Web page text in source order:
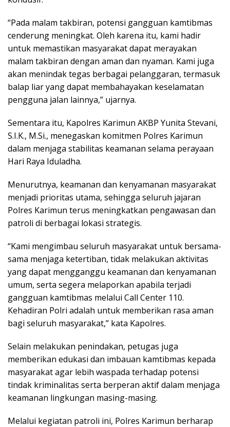
“Pada malam takbiran, potensi gangguan kamtibmas
cenderung meningkat. Oleh karena itu, kami hadir
untuk memastikan masyarakat dapat merayakan
malam takbiran dengan aman dan nyaman. Kami juga
akan menindak tegas berbagai pelanggaran, termasuk
balap liar yang dapat membahayakan keselamatan
pengguna jalan lainnya,” ujarnya.
Sementara itu, Kapolres Karimun AKBP Yunita Stevani,
S.I.K., M.Si., menegaskan komitmen Polres Karimun
dalam menjaga stabilitas keamanan selama perayaan
Hari Raya Iduladha.
Menurutnya, keamanan dan kenyamanan masyarakat
menjadi prioritas utama, sehingga seluruh jajaran
Polres Karimun terus meningkatkan pengawasan dan
patroli di berbagai lokasi strategis.
“Kami mengimbau seluruh masyarakat untuk bersama-
sama menjaga ketertiban, tidak melakukan aktivitas
yang dapat mengganggu keamanan dan kenyamanan
umum, serta segera melaporkan apabila terjadi
gangguan kamtibmas melalui Call Center 110.
Kehadiran Polri adalah untuk memberikan rasa aman
bagi seluruh masyarakat,” kata Kapolres.
Selain melakukan penindakan, petugas juga
memberikan edukasi dan imbauan kamtibmas kepada
masyarakat agar lebih waspada terhadap potensi
tindak kriminalitas serta berperan aktif dalam menjaga
keamanan lingkungan masing-masing.
Melalui kegiatan patroli ini, Polres Karimun berharap